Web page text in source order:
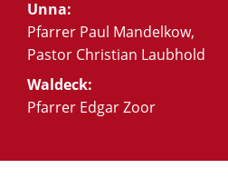
Unna:
Pfarrer Paul Mandelkow,
Pastor Christian Laubhold
Waldeck:
Pfarrer Edgar Zoor